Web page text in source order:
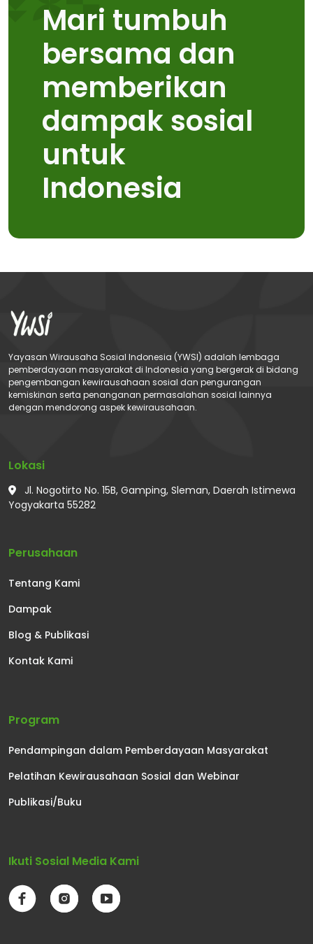
Mari tumbuh
bersama dan
memberikan
dampak sosial
untuk
Indonesia
Yayasan Wirausaha Sosial Indonesia (YWSI) adalah lembaga
pemberdayaan masyarakat di Indonesia yang bergerak di bidang
pengembangan kewirausahaan sosial dan pengurangan
kemiskinan serta penanganan permasalahan sosial lainnya
dengan mendorong aspek kewirausahaan.
Lokasi
Jl. Nogotirto No. 15B, Gamping, Sleman, Daerah Istimewa
Yogyakarta 55282
Perusahaan
Tentang Kami
Dampak
Blog & Publikasi
Kontak Kami
Program
Pendampingan dalam Pemberdayaan Masyarakat
Pelatihan Kewirausahaan Sosial dan Webinar
Publikasi/Buku
Ikuti Sosial Media Kami